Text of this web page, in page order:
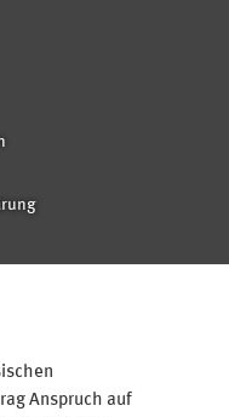
Anspruch auf